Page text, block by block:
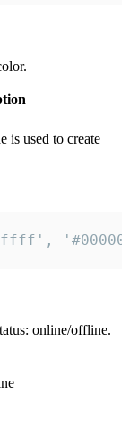
is used to create
online/offline.